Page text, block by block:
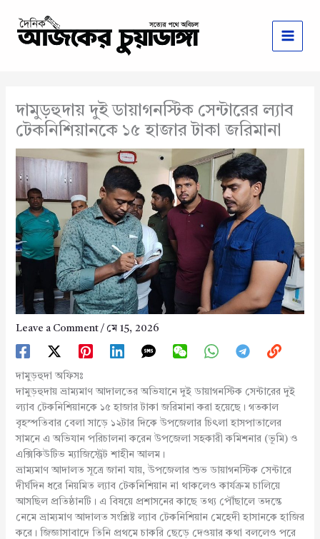
content
দামুড়হুদায় দুই ডায়াগনস্টিক সেন্টারের ল্যাব
টেকনিশিয়ানকে ১৫ হাজার টাকা জরিমানা
Leave a Comment / মে 15, 2026
দামুড়হুদা অফিসঃ
দামুড়হুদায় ভ্রাম্যমাণ আদালতের অভিযানে দুই ডায়াগনস্টিক সেন্টারের দুই
ল্যাব টেকনিশিয়ানকে ১৫ হাজার টাকা জরিমানা করা হয়েছে। গতকাল
বৃহস্পতিবার বেলা সাড়ে ১২টার দিকে উপজেলার চিৎলা হাসপাতালের
সামনে এ অভিযান পরিচালনা করেন উপজেলা সহকারী কমিশনার (ভূমি) ও
এক্সিকিউটিভ ম্যাজিস্ট্রেট শাহীন আলম।
ভ্রাম্যমাণ আদালত সূত্রে জানা যায়, উপজেলার শুভ ডায়াগনস্টিক সেন্টারে
দীর্ঘদিন ধরে নিয়মিত ল্যাব টেকনিশিয়ান না থাকলেও কার্যক্রম চালিয়ে
আসছিল প্রতিষ্ঠানটি। এ বিষয়ে প্রশাসনের কাছে তথ্য পৌঁছালে তদন্তে
নেমে ভ্রাম্যমাণ আদালত সংশ্লিষ্ট ল্যাব টেকনিশিয়ান মেহেদী হাসানকে হাজির
করে। জিজ্ঞাসাবাদে তিনি প্রথমে চাকরি ছেড়ে দেওয়ার কথা বললেও পরে